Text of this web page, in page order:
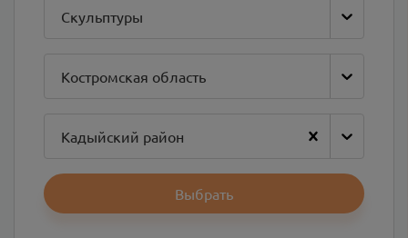
Скульптуры
Костромская область
Кадыйский район
Выбрать